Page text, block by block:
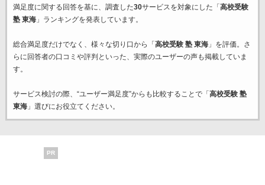
満足度に関する回答を基に、調査した30サービスを対象にした「 高校受験
塾 東海」ランキングを発表しています。
総合満足度だけでなく、様々な切り口から「 高校受験 塾 東海」を評価。さ
らに回答者の口コミや評判といった、実際のユーザーの声も掲載していま
す。
サービス検討の際、“ユーザー満足度”からも比較することで「 高校受験 塾
東海」選びにお役立てください。
PR